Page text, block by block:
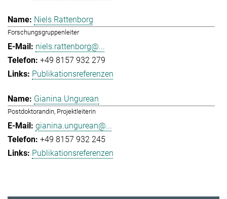
Niels Rattenborg
Forschungsgruppenleiter
niels.rattenborg@...
+49 8157 932 279
Publikationsreferenzen
Gianina Ungurean
Postdoktorandin, Projektleiterin
gianina.ungurean@...
+49 8157 932 245
Publikationsreferenzen